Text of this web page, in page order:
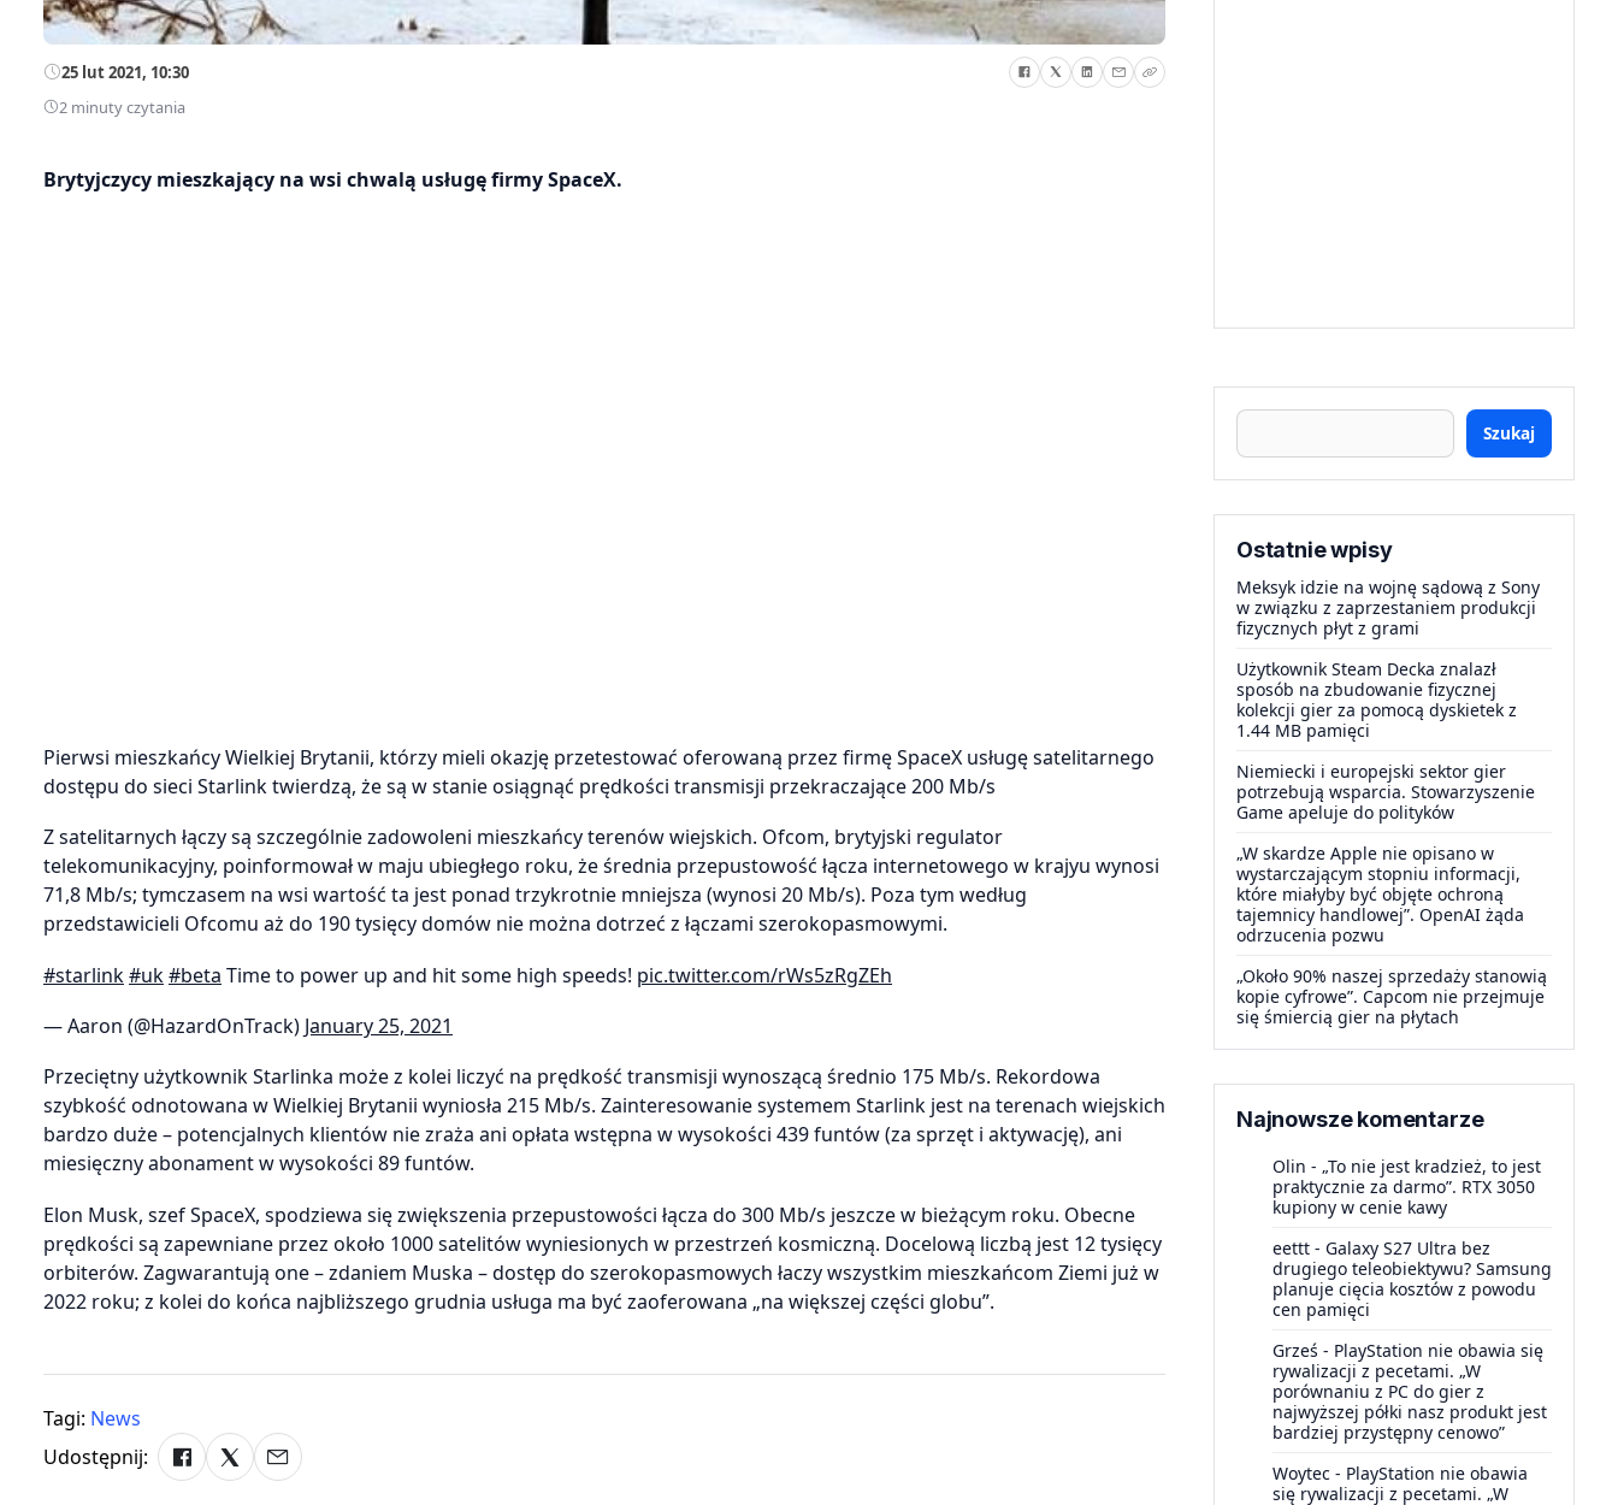
25 lut 2021, 10:30
2 minuty czytania
Brytyjczycy mieszkający na wsi chwalą usługę firmy SpaceX.
Pierwsi mieszkańcy Wielkiej Brytanii, którzy mieli okazję przetestować oferowaną przez firmę SpaceX usługę satelitarnego
dostępu do sieci Starlink twierdzą, że są w stanie osiągnąć prędkości transmisji przekraczające 200 Mb/s
Z satelitarnych łączy są szczególnie zadowoleni mieszkańcy terenów wiejskich. Ofcom, brytyjski regulator
telekomunikacyjny, poinformował w maju ubiegłego roku, że średnia przepustowość łącza internetowego w krajyu wynosi
71,8 Mb/s; tymczasem na wsi wartość ta jest ponad trzykrotnie mniejsza (wynosi 20 Mb/s). Poza tym według
przedstawicieli Ofcomu aż do 190 tysięcy domów nie można dotrzeć z łączami szerokopasmowymi.
#starlink#uk#beta Time to power up and hit some high speeds! pic.twitter.com/rWs5zRgZEh
— Aaron (@HazardOnTrack) January 25, 2021
Przeciętny użytkownik Starlinka może z kolei liczyć na prędkość transmisji wynoszącą średnio 175 Mb/s. Rekordowa
szybkość odnotowana w Wielkiej Brytanii wyniosła 215 Mb/s. Zainteresowanie systemem Starlink jest na terenach wiejskich
bardzo duże – potencjalnych klientów nie zraża ani opłata wstępna w wysokości 439 funtów (za sprzęt i aktywację), ani
miesięczny abonament w wysokości 89 funtów.
Elon Musk, szef SpaceX, spodziewa się zwiększenia przepustowości łącza do 300 Mb/s jeszcze w bieżącym roku. Obecne
prędkości są zapewniane przez około 1000 satelitów wyniesionych w przestrzeń kosmiczną. Docelową liczbą jest 12 tysięcy
orbiterów. Zagwarantują one – zdaniem Muska – dostęp do szerokopasmowych łaczy wszystkim mieszkańcom Ziemi już w
2022 roku; z kolei do końca najbliższego grudnia usługa ma być zaoferowana „na większej części globu”.
Tagi: News
Udostępnij:
Szukaj
Ostatnie wpisy
Meksyk idzie na wojnę sądową z Sony
w związku z zaprzestaniem produkcji
fizycznych płyt z grami
Użytkownik Steam Decka znalazł
sposób na zbudowanie fizycznej
kolekcji gier za pomocą dyskietek z
1.44 MB pamięci
Niemiecki i europejski sektor gier
potrzebują wsparcia. Stowarzyszenie
Game apeluje do polityków
„W skardze Apple nie opisano w
wystarczającym stopniu informacji,
które miałyby być objęte ochroną
tajemnicy handlowej”. OpenAI żąda
odrzucenia pozwu
„Około 90% naszej sprzedaży stanowią
kopie cyfrowe”. Capcom nie przejmuje
się śmiercią gier na płytach
Najnowsze komentarze
Olin - „To nie jest kradzież, to jest
praktycznie za darmo”. RTX 3050
kupiony w cenie kawy
eettt - Galaxy S27 Ultra bez
drugiego teleobiektywu? Samsung
planuje cięcia kosztów z powodu
cen pamięci
Grześ - PlayStation nie obawia się
rywalizacji z pecetami. „W
porównaniu z PC do gier z
najwyższej półki nasz produkt jest
bardziej przystępny cenowo”
Woytec - PlayStation nie obawia
się rywalizacji z pecetami. „W